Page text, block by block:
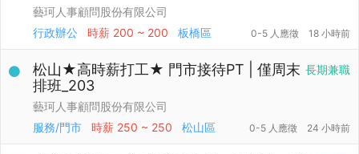
藝珂人事顧問股份有限公司
行政辦公
時薪 200 ~ 200 板橋區 0-5 人應徵 18 小時前
長期兼職
松山★高時薪打工★ 門市接待PT | 僅周末
排班_203
藝珂人事顧問股份有限公司
服務/門市
時薪 250 ~ 250 松山區 0-5 人應徵 24 小時前